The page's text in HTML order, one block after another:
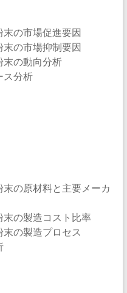
末の市場促進要因
末の市場抑制要因
末の動向分析
ス分析
の原材料と主要メーカ
末の製造コスト比率
の製造プロセス